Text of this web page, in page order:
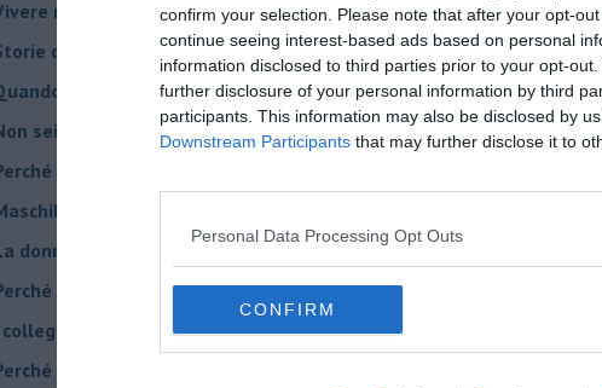
confirm your selection. Please note that after your opt-
continue seeing interest-based ads based on personal
information disclosed to third parties prior to your opt-
further disclosure of your personal information by third
participants. This information may also be disclosed by
Downstream Participants that may further disclose it to
Personal Data Processing Opt Outs
CONFIRM
nell’incertezza
di rinascita: i Take That
la rigidità del terapeuta è fondamentale
sei indietro, stai seguendo il tuo tempo
abbiamo bisogno di Sanremo?
inconsapevole
donna può scegliere di non essere madre!
abbiamo così bisogno di supereroi?
collegamenti tra filosofia e psicologia
tutti si sentono in dovere di dire la loro